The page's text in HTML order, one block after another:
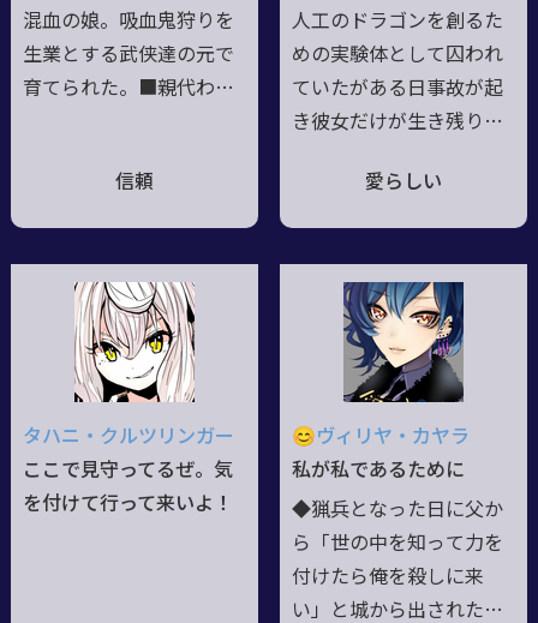
験体となった過去がある
混血の娘。吸血鬼狩りを
生業とする武侠達の元で
育てられた。■親代わり
た。■黒衣を身に纏い、
愛用するのは四振りの銀
短剣を使い分け、蹴りを
交える変幻自在の形。■
興味と関心はただ、この
人類が敗退した世界の滅
びに抗うことに。■深淵
に潜むのは、切り離すこ
との叶わぬ怪物としての
信頼
人工のドラゴンを創るた
めの実験体として囚われ
ていたがある日事故が起
き彼女だけが生き残り自
残った仲間を見つけた)。
事故の原因はいまだわか
界との接触がなかったた
め色んなことが新鮮で楽
しい。 実験の影響なの
か戦闘になると闘争本能
を剥き出しにして敵に突
っ込んで行く。 実は竜
生まれた子、本人はその
ことも両親のことも知ら
ない。
愛らしい
タハニ・クルツリンガー
ここで見守ってるぜ。気
を付けて行って来いよ！
😊ヴィリヤ・カヤラ
私が私であるために
◆猟兵となった日に父か
ら「世の中を知って力を
付けたら俺を殺しに来
い」と城から出された◆